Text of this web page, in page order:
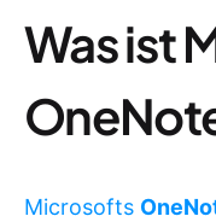
Was ist
Microsofts